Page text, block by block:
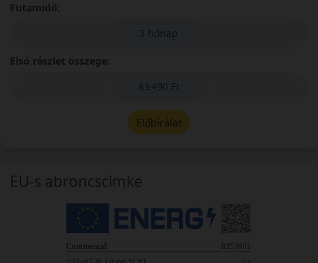
Futamidő:
3 hónap
Első részlet összege:
83 490 Ft
Előbírálat
EU-s abroncscímke